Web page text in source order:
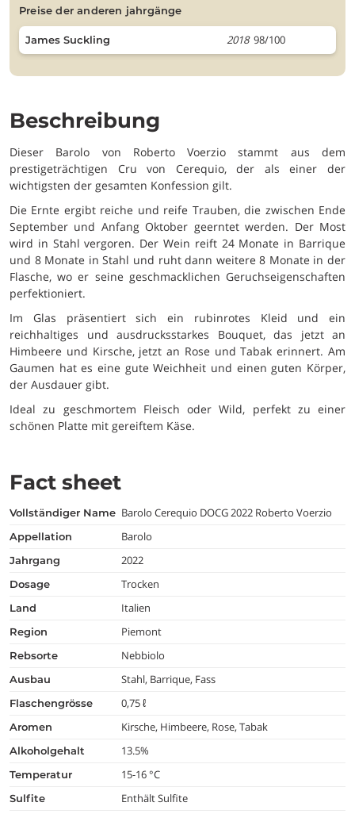
preise der anderen jahrgänge
James Suckling 2018 98/100
Beschreibung
Dieser Barolo von Roberto Voerzio stammt aus dem
prestigeträchtigen Cru von Cerequio, der als einer der
wichtigsten der gesamten Konfession gilt.
Die Ernte ergibt reiche und reife Trauben, die zwischen Ende
September und Anfang Oktober geerntet werden. Der Most
wird in Stahl vergoren. Der Wein reift 24 Monate in Barrique
und 8 Monate in Stahl und ruht dann weitere 8 Monate in der
Flasche, wo er seine geschmacklichen Geruchseigenschaften
perfektioniert.
Im Glas präsentiert sich ein rubinrotes Kleid und ein
reichhaltiges und ausdrucksstarkes Bouquet, das jetzt an
Himbeere und Kirsche, jetzt an Rose und Tabak erinnert. Am
Gaumen hat es eine gute Weichheit und einen guten Körper,
der Ausdauer gibt.
Ideal zu geschmortem Fleisch oder Wild, perfekt zu einer
schönen Platte mit gereiftem Käse.
Fact sheet
vollständiger Name Barolo Cerequio DOCG 2022 Roberto Voerzio
appellation Barolo
jahrgang 2022
dosage Trocken
land Italien
region Piemont
rebsorte Nebbiolo
ausbau Stahl, Barrique, Fass
flaschengrösse 0,75 ℓ
aromen Kirsche, Himbeere, Rose, Tabak
alkoholgehalt 13.5%
temperatur 15-16 °C
Sulfite Enthält Sulfite